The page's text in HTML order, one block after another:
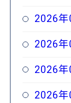
2026
2026
2026
2026